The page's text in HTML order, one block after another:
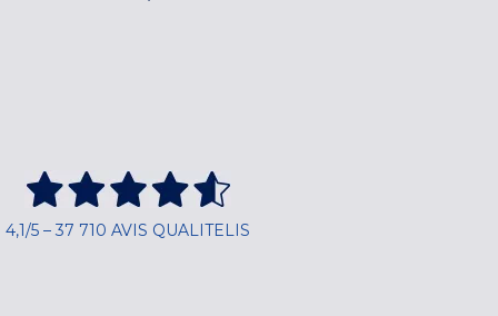
4,1/5 – 37 710 AVIS QUALITELIS